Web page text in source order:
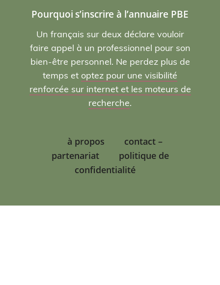
Pourquoi s’inscrire à l’annuaire PBE
Un français sur deux déclare vouloir
faire appel à un professionnel pour son
bien-être personnel. Ne perdez plus de
temps et optez pour une visibilité
renforcée sur internet et les moteurs de
recherche.
à propos
contact –
partenariat
politique de
confidentialité